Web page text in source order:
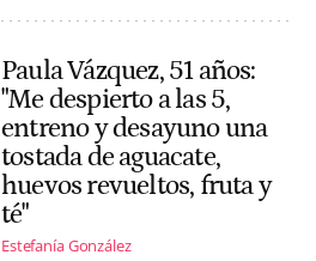
Paula Vázquez, 51 años:
"Me despierto a las 5,
entreno y desayuno una
tostada de aguacate,
huevos revueltos, fruta y
té"
Estefanía González